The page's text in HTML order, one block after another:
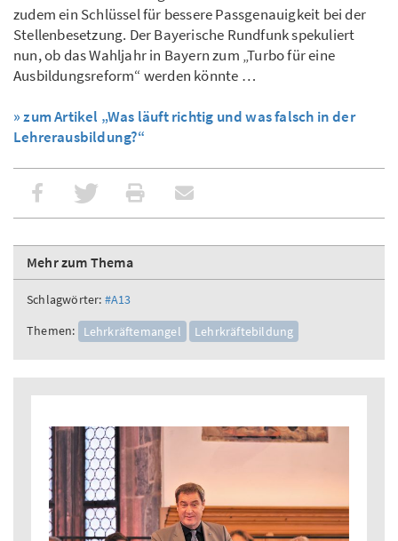
zudem ein Schlüssel für bessere Passgenauigkeit bei der
Stellenbesetzung. Der Bayerische Rundfunk spekuliert
nun, ob das Wahljahr in Bayern zum „Turbo für eine
Ausbildungsreform“ werden könnte …
» zum Artikel „Was läuft richtig und was falsch in der
Lehrerausbildung?“
Mehr zum Thema
Schlagwörter: #A13
Themen:
Lehrkräftemangel Lehrkräftebildung